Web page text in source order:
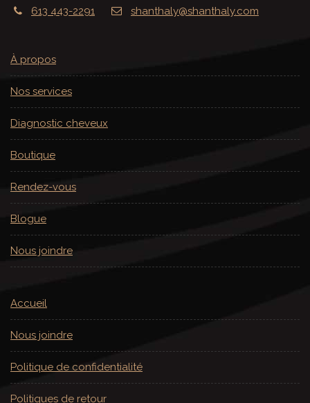
613 443-2291
shanthaly@shanthaly.com
À propos
Nos services
Diagnostic cheveux
Boutique
Rendez-vous
Blogue
Nous joindre
Accueil
Nous joindre
Politique de confidentialité
Politiques de retour